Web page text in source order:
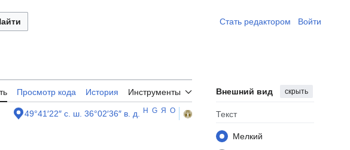
Стать редактором ​ Войти
Просмотр кода История Инструменты Внешний вид скрыть
Текст
Мелкий
49°41′22″ с. ш. 36°02′36″ в. д. H G Я O